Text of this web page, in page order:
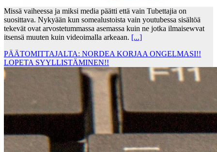
Missä vaiheessa ja miksi media päätti että vain Tubettajia on
suosittava. Nykyään kun somealustoista vain youtubessa sisältöä
tekevät ovat arvostetummassa asemassa kuin ne jotka ilmaisewvat
itsensä muuten kuin videoimalla arkeaan. [...]
PÄÄTOMITTAJALTA: NORDEA KORJAA ONGELMASI!!
LOPETA SYYLLISTÄMINEN!!